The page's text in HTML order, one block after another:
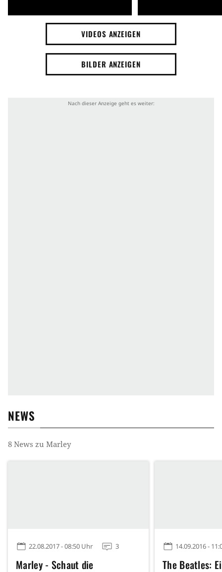
VIDEOS ANZEIGEN
BILDER ANZEIGEN
NEWS
8 News zu Marley
22.08.2017 - 08:50 Uhr 3
Marley - Schaut die
14.09.2016 -
The Beatles: